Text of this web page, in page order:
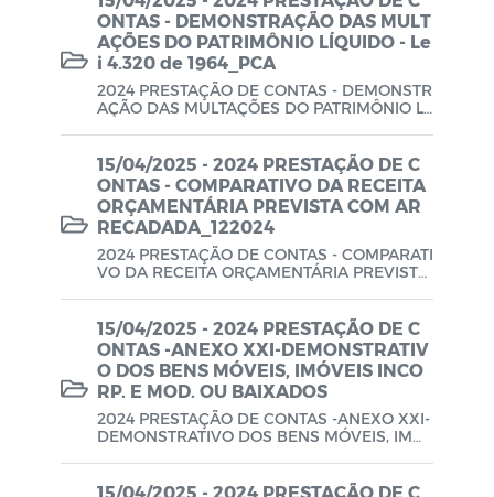
ONTAS - DEMONSTRAÇÃO DAS MULT
AÇÕES DO PATRIMÔNIO LÍQUIDO - Le
i 4.320 de 1964_PCA
2024 PRESTAÇÃO DE CONTAS - DEMONSTR
AÇÃO DAS MULTAÇÕES DO PATRIMÔNIO LÍ
15/04/2025 - 2024 PRESTAÇÃO DE C
ONTAS - COMPARATIVO DA RECEITA
ORÇAMENTÁRIA PREVISTA COM AR
RECADADA_122024
2024 PRESTAÇÃO DE CONTAS - COMPARATI
VO DA RECEITA ORÇAMENTÁRIA PREVISTA
15/04/2025 - 2024 PRESTAÇÃO DE C
ONTAS -ANEXO XXI-DEMONSTRATIV
O DOS BENS MÓVEIS, IMÓVEIS INCO
RP. E MOD. OU BAIXADOS
2024 PRESTAÇÃO DE CONTAS -ANEXO XXI-
DEMONSTRATIVO DOS BENS MÓVEIS, IMÓ
15/04/2025 - 2024 PRESTAÇÃO DE C